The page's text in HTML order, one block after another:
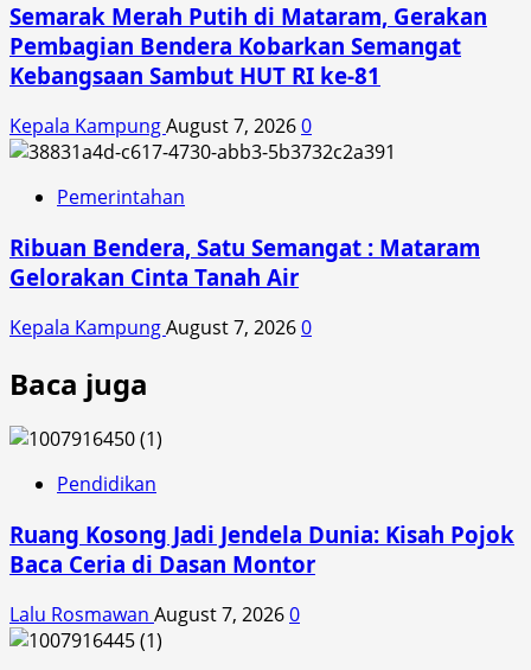
Semarak Merah Putih di Mataram, Gerakan
Pembagian Bendera Kobarkan Semangat
Kebangsaan Sambut HUT RI ke-81
Kepala KampungAugust 7, 20260
Pemerintahan
Ribuan Bendera, Satu Semangat : Mataram
Gelorakan Cinta Tanah Air
Kepala KampungAugust 7, 20260
Baca juga
Pendidikan
Ruang Kosong Jadi Jendela Dunia: Kisah Pojok
Baca Ceria di Dasan Montor
Lalu Rosmawan August 7, 20260